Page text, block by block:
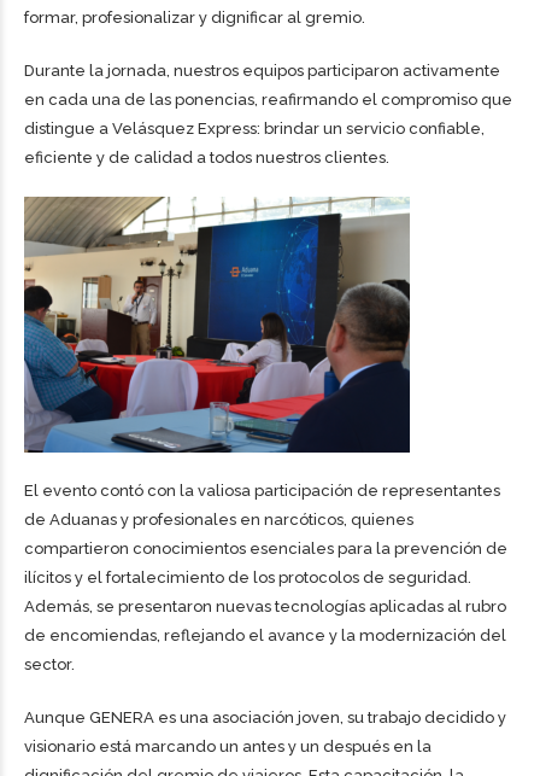
formar, profesionalizar y dignificar al gremio.
Durante la jornada, nuestros equipos participaron activamente
en cada una de las ponencias, reafirmando el compromiso que
distingue a Velásquez Express: brindar un servicio confiable,
eficiente y de calidad a todos nuestros clientes.
El evento contó con la valiosa participación de representantes
de Aduanas y profesionales en narcóticos, quienes
compartieron conocimientos esenciales para la prevención de
ilícitos y el fortalecimiento de los protocolos de seguridad.
Además, se presentaron nuevas tecnologías aplicadas al rubro
de encomiendas, reflejando el avance y la modernización del
sector.
Aunque GENERA es una asociación joven, su trabajo decidido y
visionario está marcando un antes y un después en la